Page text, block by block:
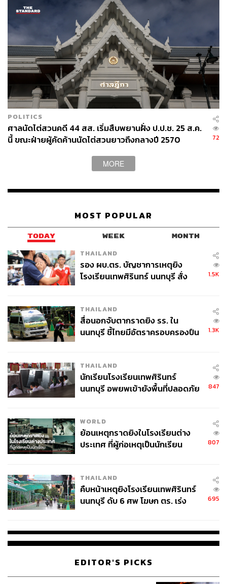
POLITICS
ศาลนัดไต่สวนคดี 44 สส. เริ่มสืบพยานฝั่ง ป.ป.ช. 25 ส.ค.
นี้ ขณะฝ่ายผู้คัดค้านนัดไต่สวนยาวถึงกลางปี 2570
72
MORE
MOST POPULAR
TODAY WEEK MONTH
THAILAND
รอง ผบ.ตร. บัญชาการเหตุยิง
โรงเรียนเทพศิรินทร์ นนทบุรี สั่ง
1.5K
THAILAND
สื่อนอกจับตากราดยิง รร. ใน
นนทบุรี ชี้ไทยมีอัตราครอบครองปืน
1.3K
THAILAND
นักเรียนโรงเรียนเทพศิรินทร์
นนทบุรี อพยพเข้ายังพื้นที่ปลอดภัย
847
WORLD
ย้อนเหตุกราดยิงในโรงเรียนต่าง
ประเทศ ที่ผู้ก่อเหตุเป็นนักเรียน
807
THAILAND
คืบหน้าเหตุยิงโรงเรียนเทพศิรินทร์
นนทบุรี ดับ 6 ศพ โฆษก ตร. เร่ง
695
EDITOR'S PICKS